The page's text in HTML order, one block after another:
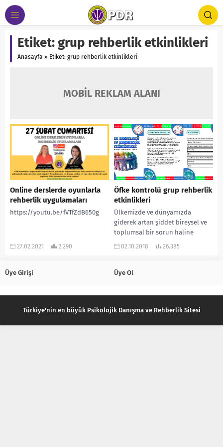
Etiket:grup rehberlik etkinlikleri
Anasayfa » Etiket: grup rehberlik etkinlikleri
MOBİL REKLAM ALANI
Online derslerde oyunlarla
rehberlik uygulamaları
https://youtu.be/fVTfZdB650g
27.02.2021 2.290
Öfke kontrolü grup rehberlik
etkinlikleri
Ülkemizde ve dünyamızda
giderek artan şiddet bireysel ve
toplumsal bir sorun haline
gelmiştir. Şiddet ile mücadele de
02.10.2018 26.385
Üye Girişi Üye Ol
Türkiye'nin en büyük Psikolojik Danışma ve Rehberlik Sitesi